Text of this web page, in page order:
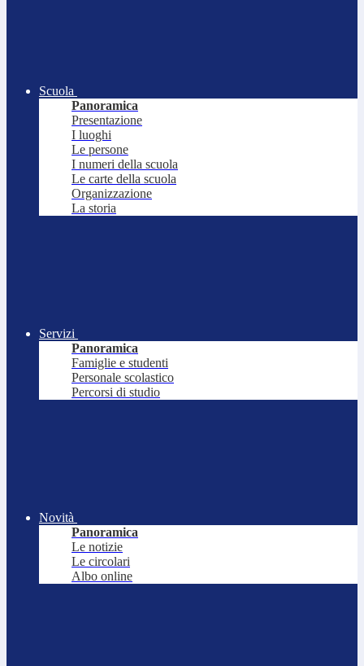
Scuola
Panoramica
Presentazione
I luoghi
Le persone
I numeri della scuola
Le carte della scuola
Organizzazione
La storia
Servizi
Panoramica
Famiglie e studenti
Personale scolastico
Percorsi di studio
Novità
Panoramica
Le notizie
Le circolari
Albo online